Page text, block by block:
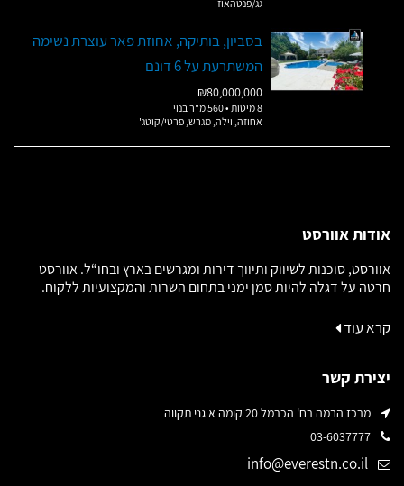
גג/פנטהאוז
בסביון, בותיקה, אחוזת פאר עוצרת נשימה
המשתרעת על 6 דונם
₪80,000,000
8 מיטות • 560 מ"ר בנוי
אחוזה, וילה, מגרש, פרטי/קוטג'
אודות אוורסט
אוורסט, סוכנות לשיווק ותיווך דירות ומגרשים בארץ ובחו“ל. אוורסט
חרטה על דגלה להיות סמן ימני בתחום השרות והמקצועיות ללקוח.
קרא עוד
יצירת קשר
מרכז הבמה רח' הכרמל 20 קומה א גני תקווה
info@everestn.co.il